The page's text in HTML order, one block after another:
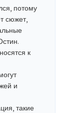
потому
сюжет,
к
и
такие